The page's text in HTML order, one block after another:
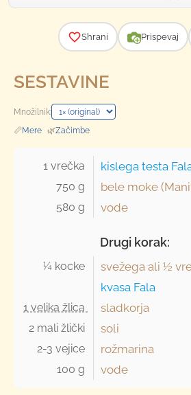
Shrani Prispevaj
SESTAVINE
Množilnik:
📏Mere · 🌿Začimbe
1 vrečka kislega testa
750 g bele moke
580 g vode
Drugi korak:
¼ kocke
svežega ali ½
kvasa Fala
1 velika žlica sladkorja
2 mali žlički soli
2-3 vejice rožmarina
100 g vode